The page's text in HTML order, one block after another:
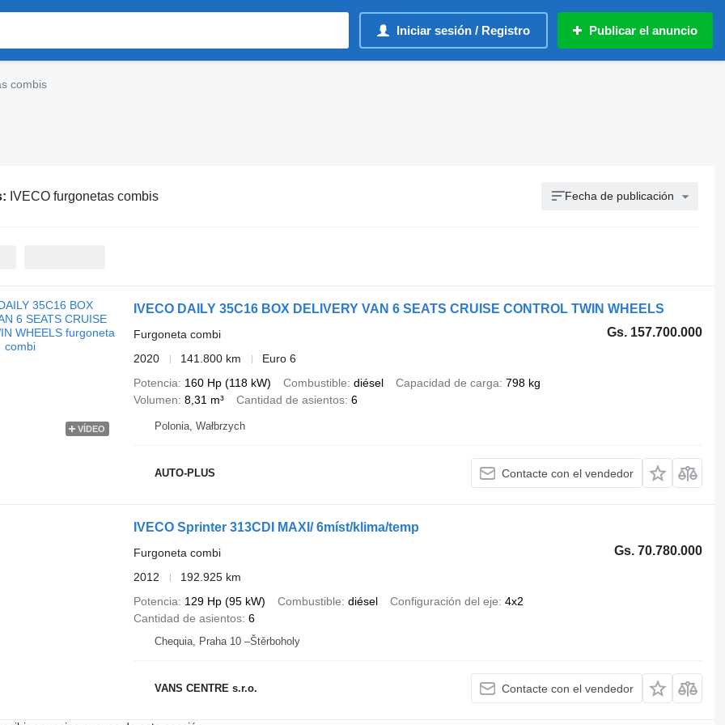
Iniciar sesión / Registro Publicar el anuncio
combis
IVECO furgonetas combis Fecha de publicación
VÍDEO
IVECO DAILY 35C16 BOX DELIVERY VAN 6 SEATS CRUISE CONTROL TWIN WHEELS
Gs. 157.700.000
Furgoneta combi
2020
141.800 km
Euro 6
Potencia
160 Hp (118 kW) Combustible diésel Capacidad de carga 798 kg
Volumen 8,31 m³ Cantidad de asientos 6
Polonia, Wałbrzych
AUTO-PLUS Contacte con el vendedor
IVECO Sprinter 313CDI MAXI/ 6míst/klima/temp
Gs. 70.780.000
Furgoneta combi
2012
192.925 km
Potencia
129 Hp (95 kW) Combustible diésel Configuración del eje 4x2
Cantidad de asientos 6
Chequia, Praha 10 –Štěrboholy
VANS CENTRE s.r.o. Contacte con el vendedor